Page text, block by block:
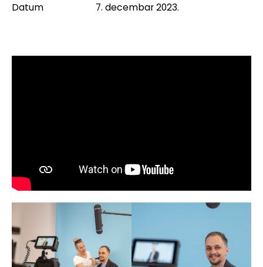
Datum
7. decembar 2023.